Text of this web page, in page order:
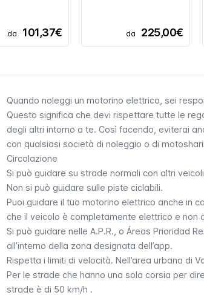
da 101,37€ da 225,00€
Quando noleggi un motorino elettrico, sei
Questo significa che devi rispettare tutte le
degli altri intorno a te. Così facendo, eviterai
con qualsiasi società di noleggio o di
Circolazione
Si può guidare su strade normali con altri
Non si può guidare sulle piste ciclabili.
Puoi guidare il tuo motorino elettrico anche in
che il veicolo è completamente elettrico e non
Si può guidare nelle A.P.R., o Áreas Prioridad
all’interno della zona designata dell’app.
Rispetta i limiti di velocità. Nell’area urbana di
Per le strade che hanno una sola corsia per
strade è di 50 km/h .